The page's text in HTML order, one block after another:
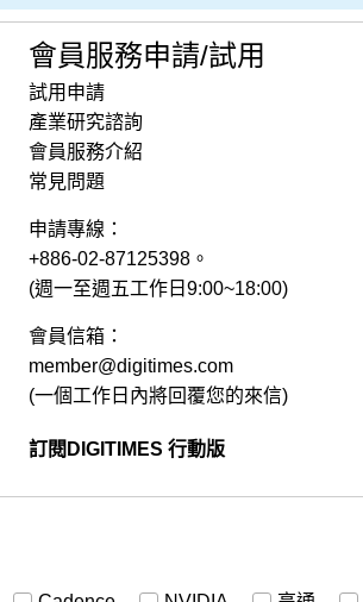
會員服務申請/試用
試用申請
產業研究諮詢
會員服務介紹
常見問題
申請專線：
+886-02-87125398。
(週一至週五工作日9:00~18:00)
會員信箱：
member@digitimes.com
(一個工作日內將回覆您的來信)
訂閱DIGITIMES 行動版